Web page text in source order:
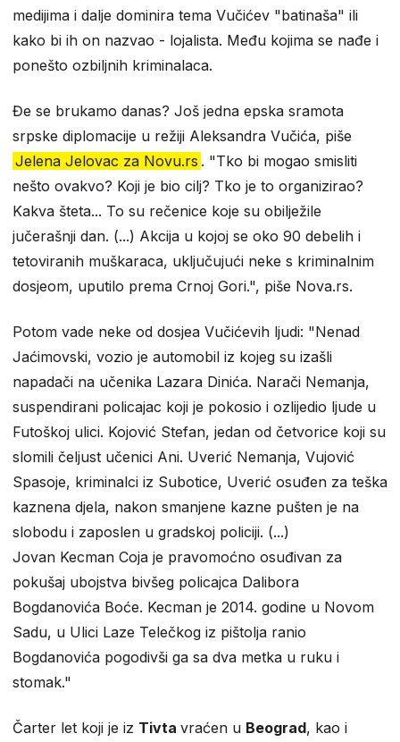
medijima i dalje dominira tema Vučićev "batinaša" ili
kako bi ih on nazvao - lojalista. Među kojima se nađe i
ponešto ozbiljnih kriminalaca.
Đe se brukamo danas? Još jedna epska sramota
srpske diplomacije u režiji Aleksandra Vučića, piše
Jelena Jelovac za Novu.rs . "Tko bi mogao smisliti
nešto ovakvo? Koji je bio cilj? Tko je to organizirao?
Kakva šteta... To su rečenice koje su obilježile
jučerašnji dan. (...) Akcija u kojoj se oko 90 debelih i
tetoviranih muškaraca, uključujući neke s kriminalnim
dosjeom, uputilo prema Crnoj Gori.", piše Nova.rs.
Potom vade neke od dosjea Vučićevih ljudi: "Nenad
Jaćimovski, vozio je automobil iz kojeg su izašli
napadači na učenika Lazara Dinića. Narači Nemanja,
suspendirani policajac koji je pokosio i ozlijedio ljude u
Futoškoj ulici. Kojović Stefan, jedan od četvorice koji su
slomili čeljust učenici Ani. Uverić Nemanja, Vujović
Spasoje, kriminalci iz Subotice, Uverić osuđen za teška
kaznena djela, nakon smanjene kazne pušten je na
slobodu i zaposlen u gradskoj policiji. (...)
Jovan Kecman Coja je pravomoćno osuđivan za
pokušaj ubojstva bivšeg policajca Dalibora
Bogdanovića Boće. Kecman je 2014. godine u Novom
Sadu, u Ulici Laze Telečkog iz pištolja ranio
Bogdanovića pogodivši ga sa dva metka u ruku i
stomak."
Čarter let koji je iz Tivta vraćen u Beograd, kao i